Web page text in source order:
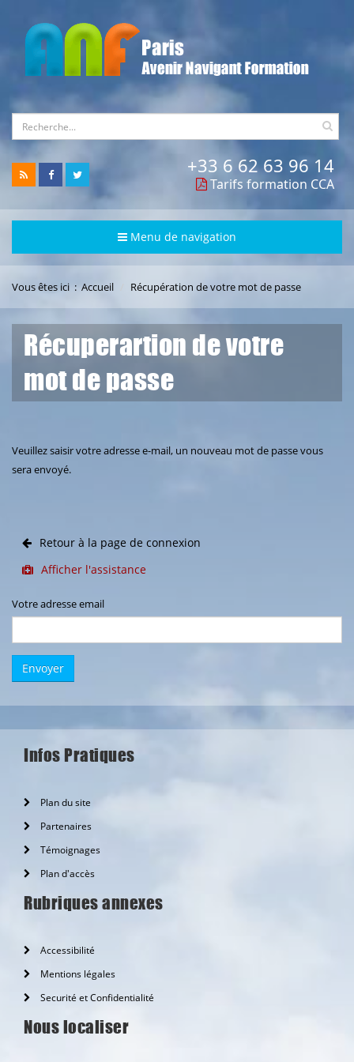
+33 6 62 63 96 14
Tarifs formation CCA
Menu de navigation
Vous êtes ici : Accueil Récupération de votre mot de passe
Récuperartion de votre
mot de passe
Veuillez saisir votre adresse e-mail, un nouveau mot de passe vous
sera envoyé.
Retour à la page de connexion
Afficher l'assistance
Votre adresse email
Infos Pratiques
Plan du site
Partenaires
Témoignages
Plan d'accès
Rubriques annexes
Accessibilité
Mentions légales
Securité et Confidentialité
Nous localiser